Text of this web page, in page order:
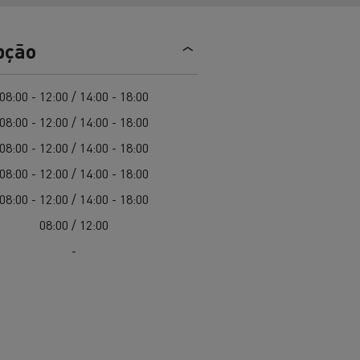
Smart Racer
os seus Camiões
08:00 - 12:00 / 14:00 - 18:00
08:00 - 12:00 / 14:00 - 18:00
08:00 - 12:00 / 14:00 - 18:00
08:00 - 12:00 / 14:00 - 18:00
08:00 - 12:00 / 14:00 - 18:00
08:00 / 12:00
-